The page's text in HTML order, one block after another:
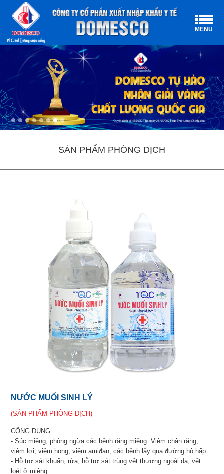
MENU
SẢN PHẨM PHÒNG DỊCH
NƯỚC MUỐI SINH LÝ
(SẢN PHẨM PHÒNG DỊCH)
CÔNG DỤNG:
- Súc miệng, phòng ngừa các bệnh răng miệng: Viêm chân răng,
viêm lợi, viêm họng, viêm amiđan, các bệnh lây qua đường hô hấp.
- Hỗ trợ sát khuẩn, rửa, hỗ trợ sát trùng vết thương ngoài da, vết
loét ở miệng.